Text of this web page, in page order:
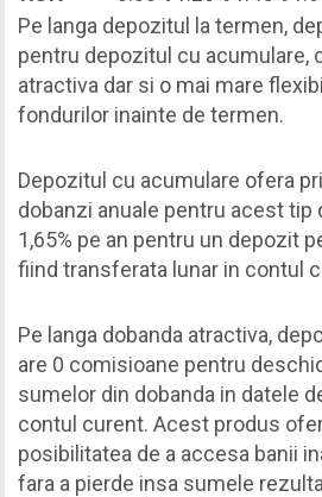
Pe langa depozitul la termen,
pentru depozitul cu acumulare,
atractiva dar si o mai mare
fondurilor inainte de termen.
Depozitul cu acumulare ofera
dobanzi anuale pentru acest tip
1,65% pe an pentru un depozit
fiind transferata lunar in contul
Pe langa dobanda atractiva,
are 0 comisioane pentru
sumelor din dobanda in datele
contul curent. Acest produs
posibilitatea de a accesa banii
fara a pierde insa sumele